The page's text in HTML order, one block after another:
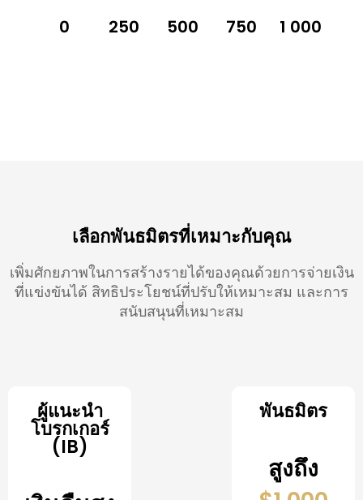
0 250 500 750 1 000
เลือกพันธมิตรที่เหมาะกับคุณ
เพิ่มศักยภาพในการสร้างรายได้ของคุณด้วยการจ่ายเงิน
ที่แข่งขันได้ สิทธิประโยชน์ที่ปรับให้เหมาะสม และการ
สนับสนุนที่เหมาะสม
ผู้แนะนำ
โบรกเกอร์
(IB)
พันธมิตร
สูงถึง